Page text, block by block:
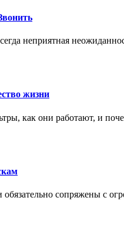
неприятная
жизни
как они работают, и
сопряжены с